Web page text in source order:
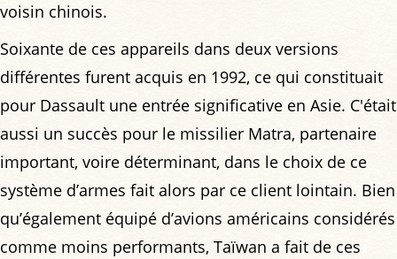
voisin chinois.
Soixante de ces appareils dans deux versions
différentes furent acquis en 1992, ce qui constituait
pour Dassault une entrée significative en Asie. C'était
aussi un succès pour le missilier Matra, partenaire
important, voire déterminant, dans le choix de ce
système d’armes fait alors par ce client lointain. Bien
qu’également équipé d’avions américains considérés
comme moins performants, Taïwan a fait de ces